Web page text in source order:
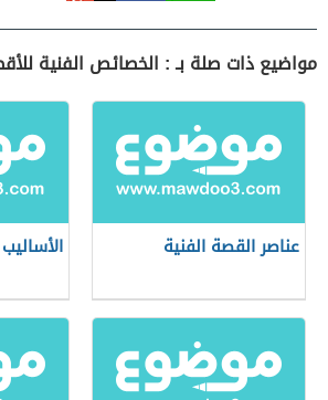
مواضيع ذات صلة بـ : الخصائص الفنية
عناصر القصة الفنية